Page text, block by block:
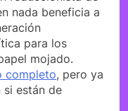
nada beneficia a
para los
mojado.
completo, pero ya
si están de